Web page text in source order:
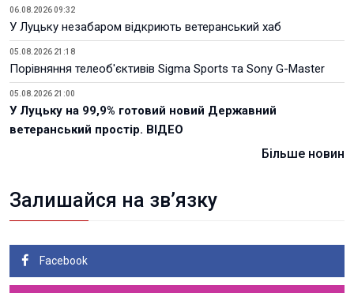
06.08.2026 09:32
У Луцьку незабаром відкриють ветеранський хаб
05.08.2026 21:18
Порівняння телеоб'єктивів Sigma Sports та Sony G-Master
05.08.2026 21:00
У Луцьку на 99,9% готовий новий Державний
ветеранський простір. ВІДЕО
Більше новин
Залишайся на зв’язку
Facebook